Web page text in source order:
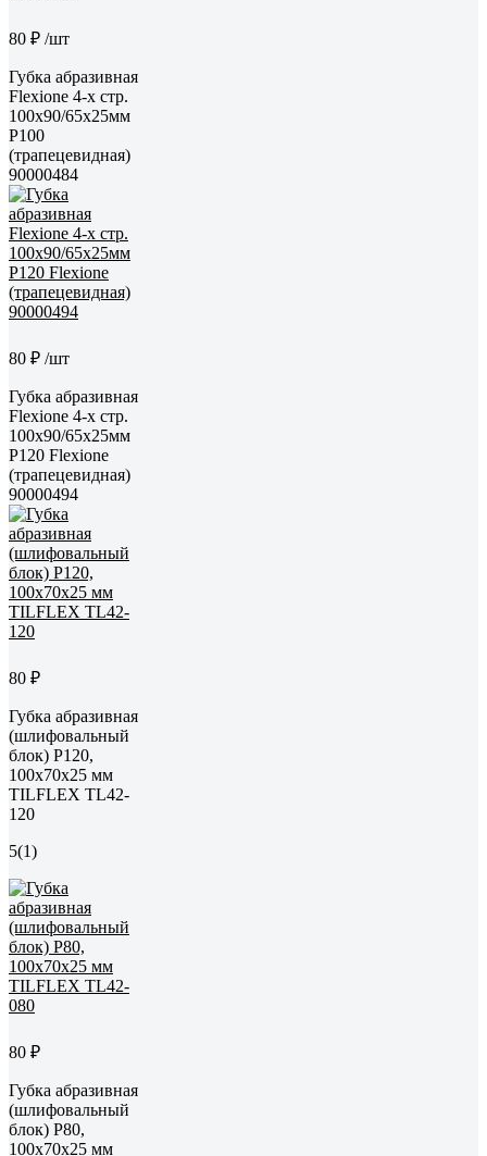
80 ₽ /шт
Губка абразивная
Flexione 4-х стр.
100x90/65x25мм
Р100
(трапецевидная)
90000484
80 ₽ /шт
Губка абразивная
Flexione 4-х стр.
100x90/65x25мм
Р120 Flexiоne
(трапецевидная)
90000494
80 ₽
Губка абразивная
(шлифовальный
блок) P120,
100x70x25 мм
TILFLEX TL42-
120
5(1)
80 ₽
Губка абразивная
(шлифовальный
блок) P80,
100x70x25 мм